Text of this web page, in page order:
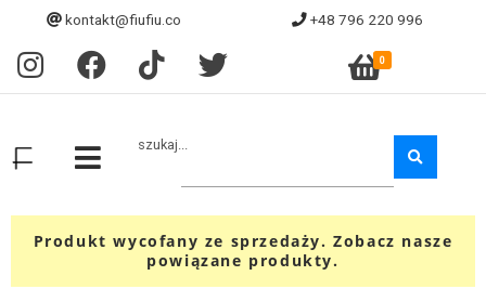
kontakt@fiufiu.co +48 796 220 996
0
szukaj...
Produkt wycofany ze sprzedaży. Zobacz nasze
powiązane produkty.